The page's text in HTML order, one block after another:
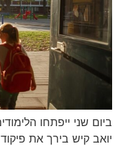
ביום שני ייפתחו
יואב קיש בירך את